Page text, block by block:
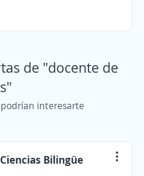
de "docente de
interesarte
Bilingüe